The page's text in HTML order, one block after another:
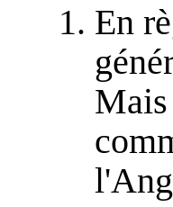
En